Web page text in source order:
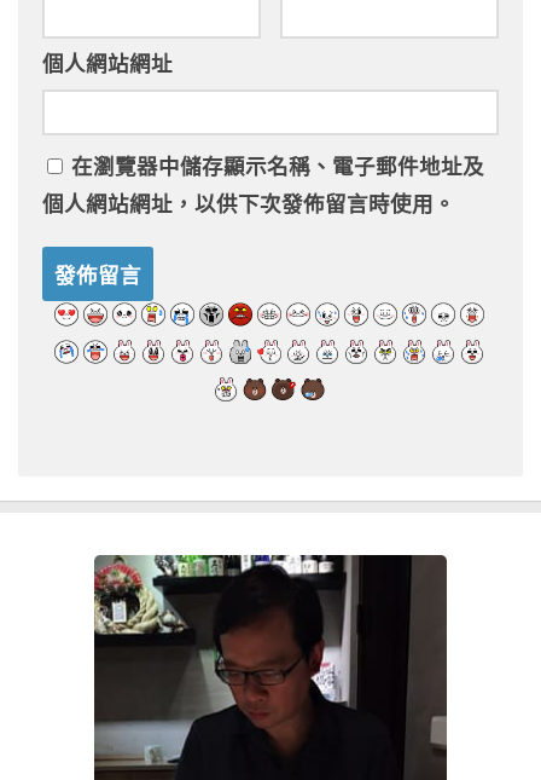
個人網站網址
在瀏覽器中儲存顯示名稱、電子郵件地址及
個人網站網址，以供下次發佈留言時使用。